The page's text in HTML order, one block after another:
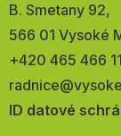
Adresa:
B. Smetany 92,
566 01 Vysoké
Telefon:
+420 465 466
E-
mail:
ID datové